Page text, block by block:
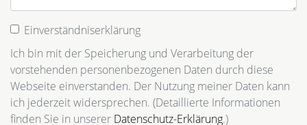
Einverständniserklärung
Ich bin mit der Speicherung und Verarbeitung der
vorstehenden personenbezogenen Daten durch diese
Webseite einverstanden. Der Nutzung meiner Daten kann
ich jederzeit widersprechen. (Detaillierte Informationen
finden Sie in unserer Datenschutz-Erklärung.)